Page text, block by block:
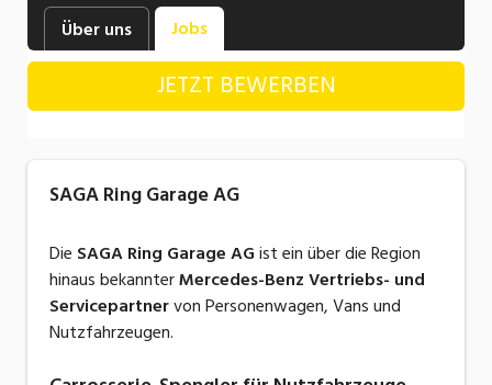
Industrie, Maschinenbau, Anlagenbau,
Produktion
Informatik, Telekommunikation
Mechanik, Elektronik, Optik, Textil (Fertigung)
Medizin, Gesundheitswesen, Pflege
Über uns Jobs
JETZT BEWERBEN
SAGA Ring Garage AG
Die SAGARing Garage AGist ein über die Region
hinaus bekannterMercedes-Benz Vertriebs- und
Servicepartnervon Personenwagen, Vans und
Nutzfahrzeugen.